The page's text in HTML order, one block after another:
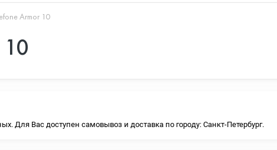
Armor 10
Для Вас доступен самовывоз и доставка по городу: Санкт-Петербург.